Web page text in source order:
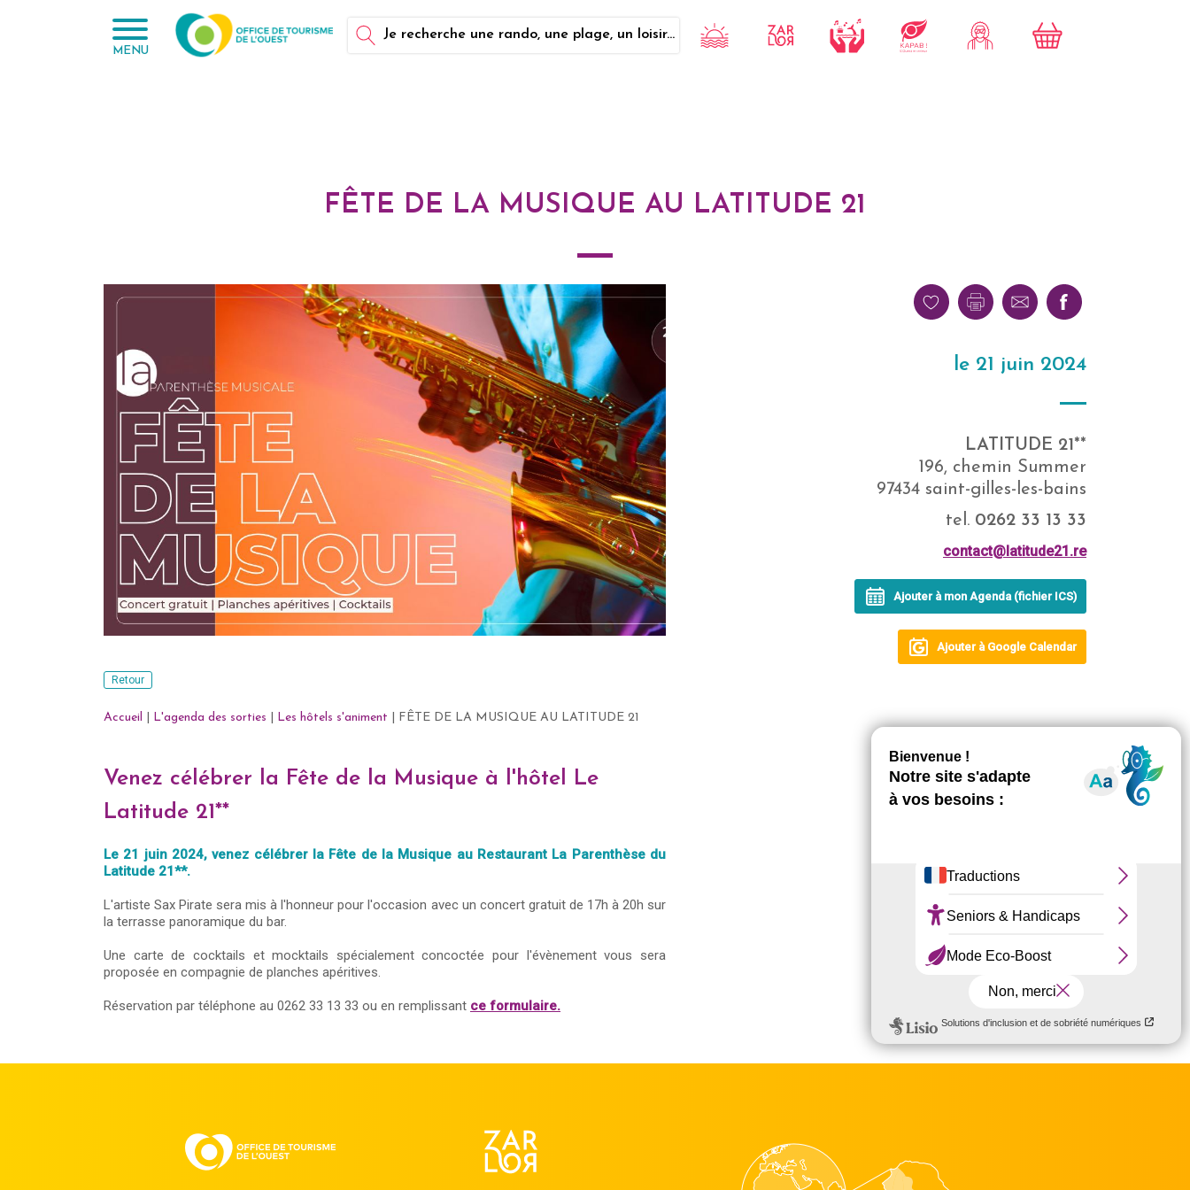
MENU
Je recherche une rando, une plage, un loisir...
FÊTE DE LA MUSIQUE AU LATITUDE 21
le 21 juin 2024
LATITUDE 21**
196, chemin Summer
97434 saint-gilles-les-bains
tel. 0262 33 13 33
contact@latitude21.re
Ajouter à mon Agenda (fichier ICS)
Ajouter à Google Calendar
Retour
Accueil L'agenda des sorties Les hôtels s'animent | FÊTE DE LA MUSIQUE AU LATITUDE 21
Venez célébrer la Fête de la Musique à l'hôtel Le
Latitude 21**
Le 21 juin 2024, venez célébrer la Fête de la Musique au Restaurant La Parenthèse du
Latitude 21**.
L'artiste Sax Pirate sera mis à l'honneur pour l'occasion avec un concert gratuit de 17h à 20h sur
la terrasse panoramique du bar.
Une carte de cocktails et mocktails spécialement concoctée pour l'évènement vous sera
proposée en compagnie de planches apéritives.
Réservation par téléphone au 0262 33 13 33 ou en remplissant ce formulaire.